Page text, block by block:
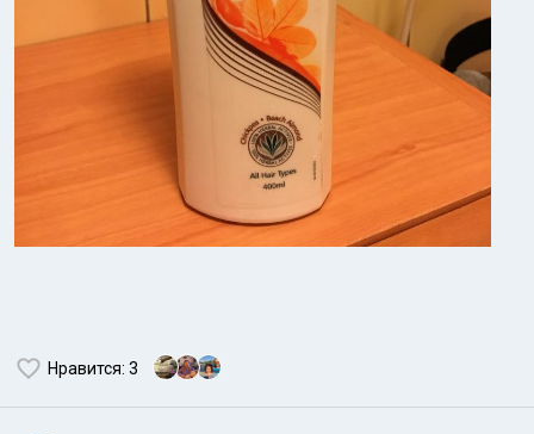
Нравится: 3